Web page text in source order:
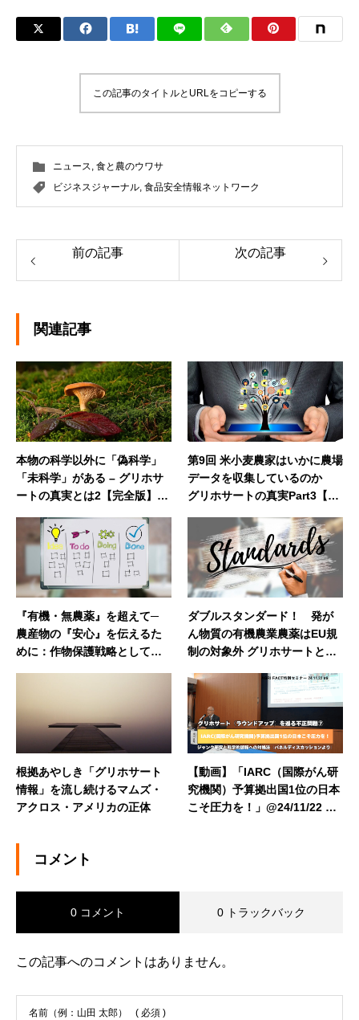
この記事のタイトルとURLをコピーする
ニュース 食と農のウワサ
ビジネスジャーナル 食品安全情報ネットワーク
前の記事 次の記事
関連記事
本物の科学以外に「偽科学」
「未科学」がある – グリホサ
ートの真実とは2【完全版】
第9回 米小麦農家はいかに農場
データを収集しているのか
グリホサートの真実Part3【ア
『有機・無農薬』を超えて─
農産物の『安心』を伝えるた
めに：作物保護戦略としての
ダブルスタンダード！ 発が
ん物質の有機農業農薬はEU規
制の対象外 グリホサートとの
根拠あやしき「グリホサート
情報」を流し続けるマムズ・
アクロス・アメリカの正体
【動画】「IARC（国際がん研
究機関）予算拠出国1位の日本
こそ圧力を！」@24/11/22 AG
コメント
0 コメント 0 トラックバック
この記事へのコメントはありません。
名前（例：山田 太郎） ( 必須 )